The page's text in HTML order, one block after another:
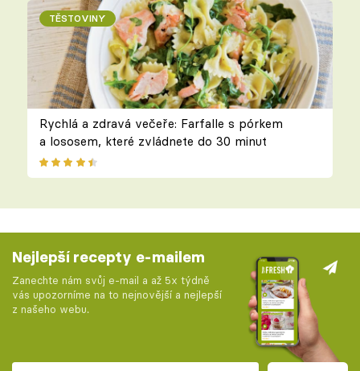
TĚSTOVINY
Rychlá a zdravá večeře: Farfalle s pórkem
a lososem, které zvládnete do 30 minut
Nejlepší recepty e-mailem
Zanechte nám svůj e-mail a až 5x týdně
vás upozorníme na to nejnovější a nejlepší
z našeho webu.